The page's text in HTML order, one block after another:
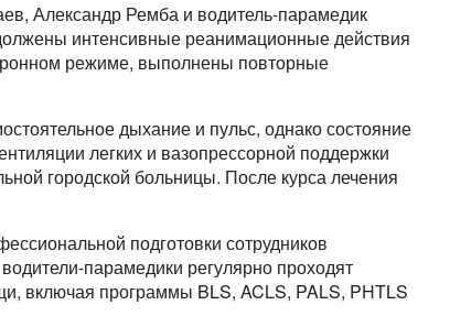
Александр Ремба и водитель-парамедик
интенсивные реанимационные действия
режиме, выполнены повторные
дыхание и пульс, однако состояние
легких и вазопрессорной поддержки
городской больницы. После курса лечения
подготовки сотрудников
парамедики регулярно проходят
включая программы BLS, ACLS, PALS, PHTLS